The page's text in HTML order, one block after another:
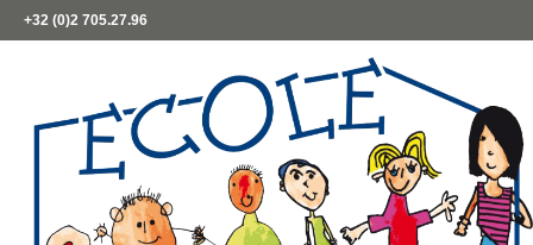
+32 (0)2 705.27.96